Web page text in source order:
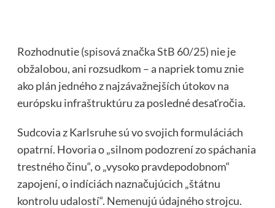
Rozhodnutie(spisová značka StB 60/25) nie je
obžalobou, ani rozsudkom – a napriek tomu znie
ako plán jedného z najzávažnejších útokov na
európsku infraštruktúru za posledné desaťročia.
Sudcovia z Karlsruhe sú vo svojich formuláciách
opatrní. Hovoria o „silnom podozrení zo spáchania
trestného činu“, o „vysoko pravdepodobnom“
zapojení, o indíciách naznačujúcich „štátnu
kontrolu udalostí“. Nemenujú údajného strojcu.